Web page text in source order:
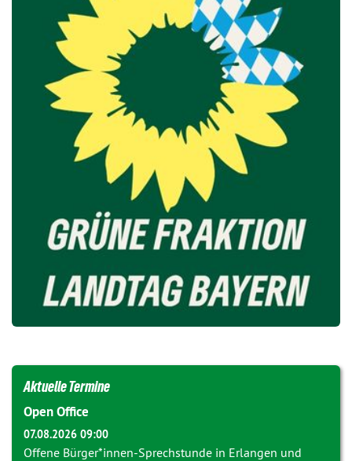
Aktuelle Termine
Open Office
07.08.2026 09:00
Offene Bürger*innen-Sprechstunde in Erlangen und